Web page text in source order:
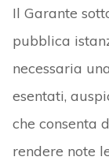
Il Garante
pubblica
necessaria
esentati,
che consenta
rendere note